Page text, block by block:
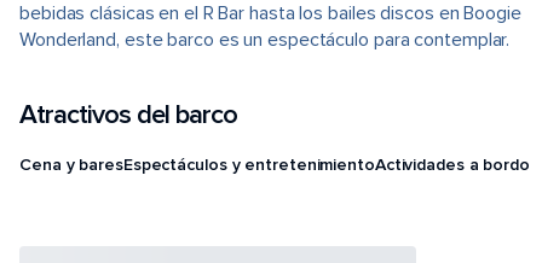
bebidas clásicas en el R Bar hasta los bailes discos en Boogie
Wonderland, este barco es un espectáculo para contemplar.
Atractivos del barco
Cena y baresEspectáculos y entretenimientoActividades a bordo